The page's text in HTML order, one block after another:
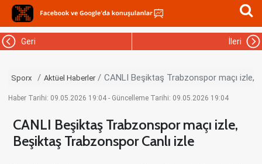
Geri İleri
Sporx Aktüel Haberler CANLI Beşiktaş Trabzonspor maçı izle,
Haber Tarihi: 09.05.2026 19:04 - Güncelleme Tarihi: 09.05.2026 19:04
CANLI Beşiktaş Trabzonspor maçı izle,
Beşiktaş Trabzonspor Canlı izle